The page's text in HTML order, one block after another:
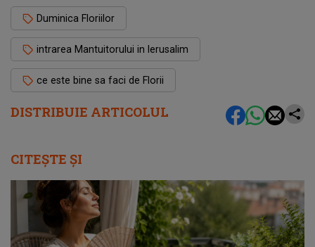
DISTRIBUIE ARTICOLUL
Duminica Floriilor
intrarea Mantuitorului in Ierusalim
ce este bine sa faci de Florii
CITEȘTE ȘI